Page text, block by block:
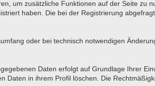
um zusätzliche Funktionen auf der Seite
haben. Die bei der Registrierung
oder bei technisch notwendigen
Daten erfolgt auf Grundlage Ihrer
Daten in ihrem Profil löschen. Die